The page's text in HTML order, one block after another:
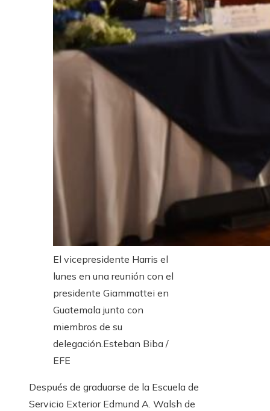
El vicepresidente Harris el
lunes en una reunión con el
presidente Giammattei en
Guatemala junto con
miembros de su
delegación.Esteban Biba /
EFE
Después de graduarse de la Escuela de
Servicio Exterior Edmund A. Walsh de